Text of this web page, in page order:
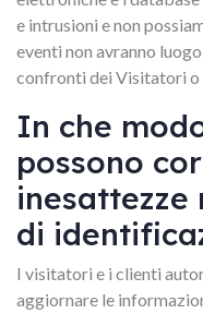
e intrusioni e non
eventi non avranno
confronti dei Visitatori
In che
possono
inesattezze
di
I visitatori e i clienti
aggiornare le